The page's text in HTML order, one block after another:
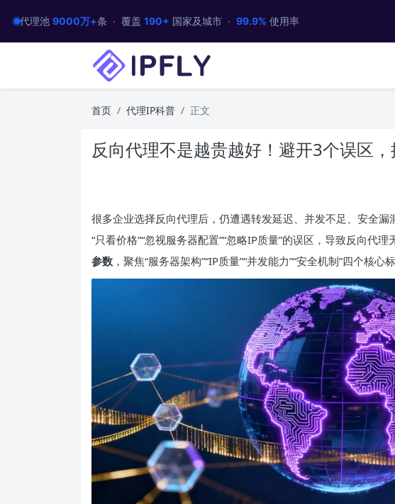
代理池 9000万+条 · 覆盖 190+ 国家及城市 · 99.9% 使用率
首页 代理IP科普 正文
反向代理不是越贵越好！避开3个误区
很多企业选择反向代理后，仍遭遇转发延迟、并发不足、安全
“只看价格”“忽视服务器配置”“忽略IP质量”的误区，导致反向代理
参数 ，聚焦“服务器架构”“IP质量”“并发能力”“安全机制”四个核心